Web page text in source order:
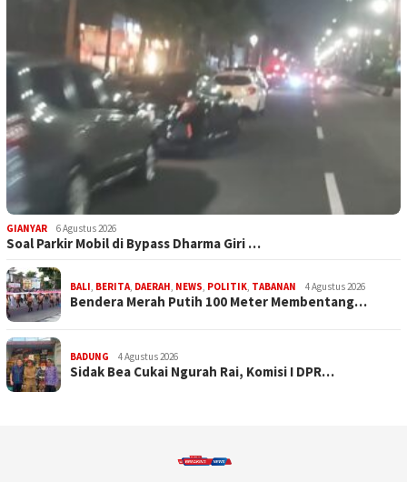
GIANYAR 6 Agustus 2026
Soal Parkir Mobil di Bypass Dharma Giri …
BALI, BERITA, DAERAH, NEWS, POLITIK, TABANAN 4 Agustus 2026
Bendera Merah Putih 100 Meter Membentang…
BADUNG 4 Agustus 2026
Sidak Bea Cukai Ngurah Rai, Komisi I DPR…